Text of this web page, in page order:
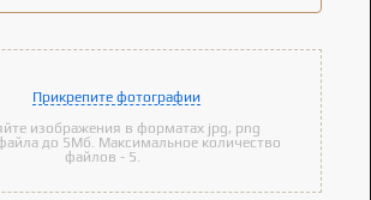
Прикрепите фотографии
изображения в форматах jpg, png
до 5Мб. Максимальное количество
файлов - 5.